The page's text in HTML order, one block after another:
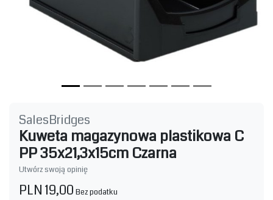
SalesBridges
Kuweta magazynowa plastikowa C
PP 35x21,3x15cm Czarna
Utwórz swoją opinię
PLN 19,00 Bez podatku